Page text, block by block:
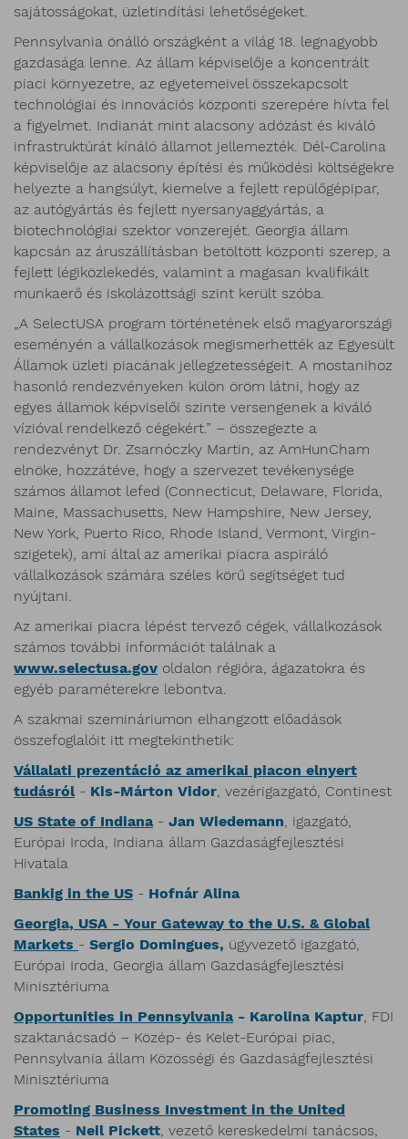
sajátosságokat, üzletindítási lehetőségeket.
Pennsylvania önálló országként a világ 18. legnagyobb
gazdasága lenne. Az állam képviselője a koncentrált
piaci környezetre, az egyetemeivel összekapcsolt
technológiai és innovációs központi szerepére hívta fel
a figyelmet. Indianát mint alacsony adózást és kiváló
infrastruktúrát kínáló államot jellemezték. Dél-Carolina
képviselője az alacsony építési és működési költségekre
helyezte a hangsúlyt, kiemelve a fejlett repülőgépipar,
az autógyártás és fejlett nyersanyaggyártás, a
biotechnológiai szektor vonzerejét. Georgia állam
kapcsán az áruszállításban betöltött központi szerep, a
fejlett légiközlekedés, valamint a magasan kvalifikált
munkaerő és iskolázottsági szint került szóba.
„A SelectUSA program történetének első magyarországi
eseményén a vállalkozások megismerhették az Egyesült
Államok üzleti piacának jellegzetességeit. A mostanihoz
hasonló rendezvényeken külön öröm látni, hogy az
egyes államok képviselői szinte versengenek a kiváló
vízióval rendelkező cégekért.” – összegezte a
rendezvényt Dr. Zsarnóczky Martin, az AmHunCham
elnöke, hozzátéve, hogy a szervezet tevékenysége
számos államot lefed (Connecticut, Delaware, Florida,
Maine, Massachusetts, New Hampshire, New Jersey,
New York, Puerto Rico, Rhode Island, Vermont, Virgin-
szigetek), ami által az amerikai piacra aspiráló
vállalkozások számára széles körű segítséget tud
nyújtani.
Az amerikai piacra lépést tervező cégek, vállalkozások
számos további információt találnak a
www.selectusa.gov oldalon régióra, ágazatokra és
egyéb paraméterekre lebontva.
A szakmai szemináriumon elhangzott előadások
összefoglalóit itt megtekinthetik:
Vállalati prezentáció az amerikai piacon elnyert
tudásról- Kis-Márton Vidor , vezérigazgató, Continest
US State of Indiana - Jan Wiedemann , igazgató,
Európai Iroda, Indiana állam Gazdaságfejlesztési
Hivatala
Bankig in the US - Hofnár Alina
Georgia, USA - Your Gateway to the U.S. & Global
Markets - Sergio Domingues, ügyvezető igazgató,
Európai Iroda, Georgia állam Gazdaságfejlesztési
Minisztériuma
Opportunities in Pennsylvania - Karolina Kaptur , FDI
szaktanácsadó – Közép- és Kelet-Európai piac,
Pennsylvania állam Közösségi és Gazdaságfejlesztési
Minisztériuma
Promoting Business Investment in the United
States - Neil Pickett , vezető kereskedelmi tanácsos,